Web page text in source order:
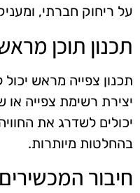
על ריחוק חברתי,
תכנון תוכן
תכנון צפייה מראש יכול
יצירת רשימת צפייה או
יכולים לשדרג את
בהחלטות מיותרות.
חיבור